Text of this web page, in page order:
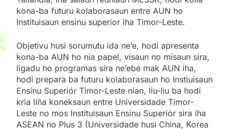
kona-ba futuru kolaborasaun entre AUN ho
Instituisaun ensinu superior iha Timor-Leste.
Objetivu husi sorumutu ida ne’e, hodi apresenta
kona-ba AUN ho nia papel, visaun no misaun sira,
ligadu ho programas sira ne’ebé mak AUN iha,
hodi prepara ba futuru kolaborasaun ho Instiuisaun
Ensinu Superiór Timor-Leste nian, liu-liu ba hodi
kria liña koneksaun entre Universidade Timor-
Leste no mos Instituisaun Ensinu Superiór sira iha
ASEAN no Plus 3 (Universidade husi China, Korea